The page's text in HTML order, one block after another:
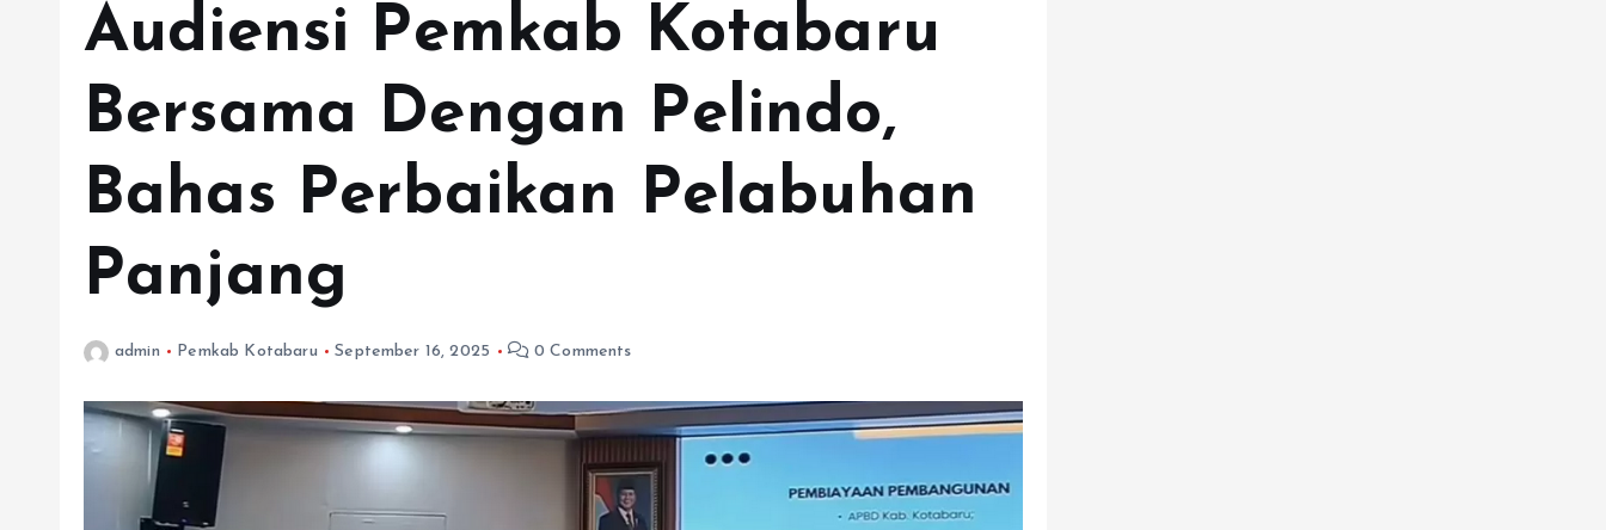
Audiensi Pemkab Kotabaru
Bersama Dengan Pelindo,
Bahas Perbaikan Pelabuhan
Panjang
admin Pemkab Kotabaru September 16, 2025 0 Comments